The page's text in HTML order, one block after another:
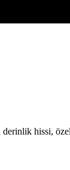
derinlik hissi,